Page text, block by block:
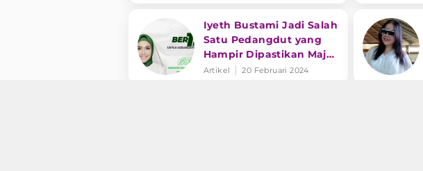
Iyeth Bustami Jadi Salah
Satu Pedangdut yang
Hampir Dipastikan Maju
Jadi Anggota DPR RI
Artikel 20 Februari 2024